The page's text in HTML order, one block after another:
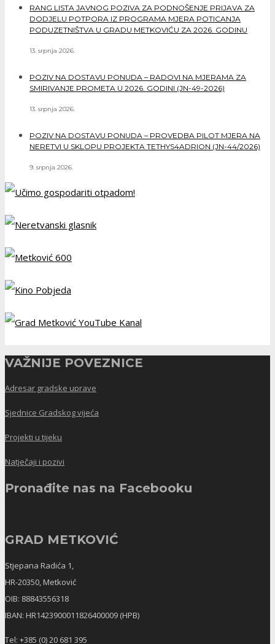
RANG LISTA JAVNOG POZIVA ZA PODNOŠENJE PRIJAVA ZA
DODJELU POTPORA IZ PROGRAMA MJERA POTICANJA
PODUZETNIŠTVA U GRADU METKOVIĆU ZA 2026. GODINU
13. srpnja 2026.
POZIV NA DOSTAVU PONUDA – RADOVI NA MJERAMA ZA
SMIRIVANJE PROMETA U 2026. GODINI (JN-49-2026)
13. srpnja 2026.
POZIV NA DOSTAVU PONUDA – PROVEDBA PILOT MJERA NA
NERETVI U SKLOPU PROJEKTA TETHYS4ADRION (JN-44/2026)
9. srpnja 2026.
VAŽNIJE POVEZNICE
Adresar gradske uprave
Sjednice Gradskog vijeća
Projekti u tijeku
Natječaji i pozivi
Pronađite nas na Facebooku
GRAD METKOVIĆ
Stjepana Radića 1,
HR-20350, Metković
OIB: 88843556318
IBAN: HR1423900011826400009 (HPB)
Tel: +385 (0) 20 681 395